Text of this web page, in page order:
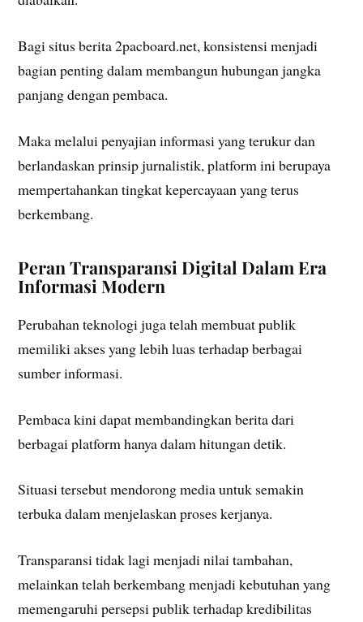
Bagi situs berita 2pacboard.net, konsistensi menjadi
bagian penting dalam membangun hubungan jangka
panjang dengan pembaca.
Maka melalui penyajian informasi yang terukur dan
berlandaskan prinsip jurnalistik, platform ini berupaya
mempertahankan tingkat kepercayaan yang terus
berkembang.
Peran Transparansi Digital Dalam Era
Informasi Modern
Perubahan teknologi juga telah membuat publik
memiliki akses yang lebih luas terhadap berbagai
sumber informasi.
Pembaca kini dapat membandingkan berita dari
berbagai platform hanya dalam hitungan detik.
Situasi tersebut mendorong media untuk semakin
terbuka dalam menjelaskan proses kerjanya.
Transparansi tidak lagi menjadi nilai tambahan,
melainkan telah berkembang menjadi kebutuhan yang
memengaruhi persepsi publik terhadap kredibilitas